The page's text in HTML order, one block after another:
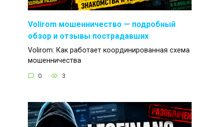
Volirom мошенничество — подробный
обзор и отзывы пострадавших
Volirom: Как работает координированная схема
мошенничества
0 3